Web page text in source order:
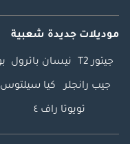
موديلات جديدة شعبية
جيتور T2 نيسان باترول
جيب رانجلر كيا سيلتوس
تويوتا راف ٤